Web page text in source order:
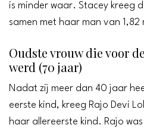
is minder waar. Stacey kreeg
samen met haar man van 1,82
Oudste vrouw die voor
werd (70 jaar)
Nadat zij meer dan 40 jaar
eerste kind, kreeg Rajo Devi
haar allereerste kind. Rajo